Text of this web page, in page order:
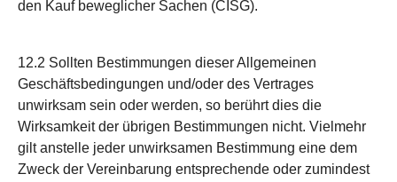
den Kauf beweglicher Sachen (CISG).
12.2 Sollten Bestimmungen dieser Allgemeinen
Geschäftsbedingungen und/oder des Vertrages
unwirksam sein oder werden, so berührt dies die
Wirksamkeit der übrigen Bestimmungen nicht. Vielmehr
gilt anstelle jeder unwirksamen Bestimmung eine dem
Zweck der Vereinbarung entsprechende oder zumindest